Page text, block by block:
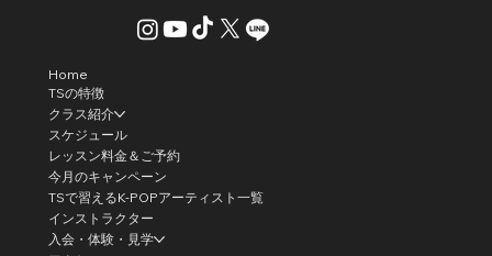
Home
TSの特徴
クラス紹介
スケジュール
レッスン料金＆ご予約
今月のキャンペーン
TSで習えるK-POPアーティスト一覧
インストラクター
入会・体験・見学